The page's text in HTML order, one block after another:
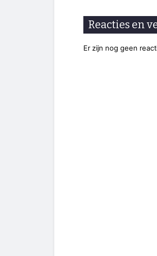
Reacties en
Er zijn nog geen